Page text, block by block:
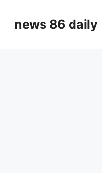
contentnews 86 daily